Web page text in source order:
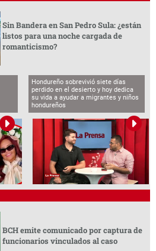
Sin Bandera en San Pedro Sula: ¿están
listos para una noche cargada de
romanticismo?
Hondureño sobrevivió siete días
perdido en el desierto y hoy dedica
su vida a ayudar a migrantes y niños
hondureños
BCH emite comunicado por captura de
funcionarios vinculados al caso